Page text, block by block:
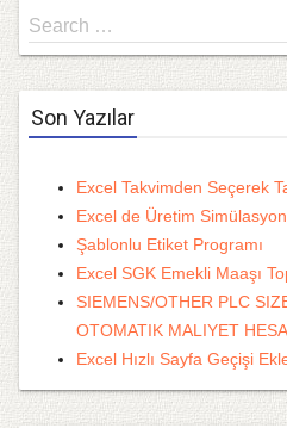
Search
for
Search …
Son Yazılar
Excel Takvimden Seçerek
Excel de Üretim
Şablonlu Etiket Programı
Excel SGK Emekli Maaşı
SIEMENS/OTHER PLC
OTOMATIK MALIYET
Excel Hızlı Sayfa Geçişi